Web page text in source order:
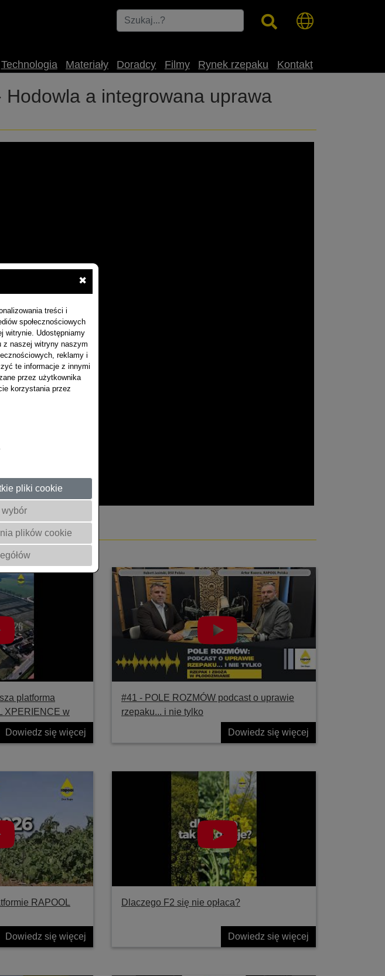
✖
treści i
społecznościowych
witrynie. Udostępniamy
z naszej witryny naszym
reklamy i
te informacje z innymi
przez użytkownika
korzystania przez
pliki cookie
wybór
plików cookie
Technologia Materiały Doradcy Filmy Rynek rzepaku Kontakt
a integrowana uprawa
platforma
XPERIENCE w
Dowiedz się więcej
#41 ‐ POLE ROZMÓW podcast o uprawie
rzepaku... i nie tylko
Dowiedz się więcej
RAPOOL
Dowiedz się więcej
Dlaczego F2 się nie opłaca?
Dowiedz się więcej